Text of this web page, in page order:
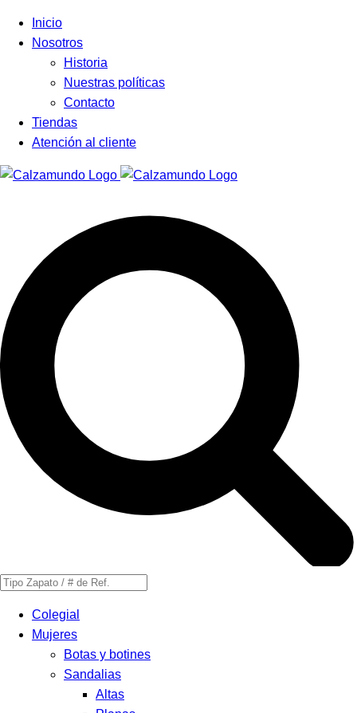
Facebook
Instagram
Tiktok
Inicio
Nosotros
Historia
Nuestras políticas
Contacto
Tiendas
Atención al cliente
Búsqueda
productosColegial
Mujeres
Botas y botines
Sandalias
Altas